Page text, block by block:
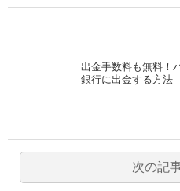
出金手数料も無料！
銀行に出金する方法
次の記